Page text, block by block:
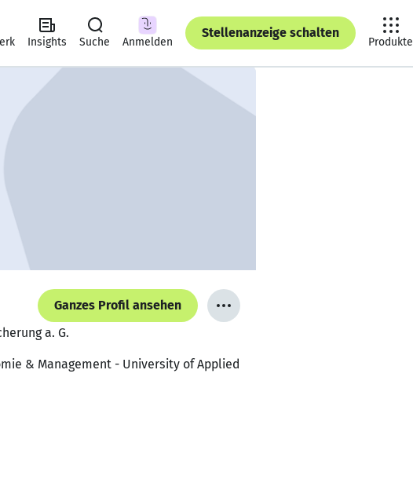
Insights Suche Anmelden
Stellenanzeige schalten
Produkte
Ganzes Profil ansehen
a. G.
& Management - University of Applied